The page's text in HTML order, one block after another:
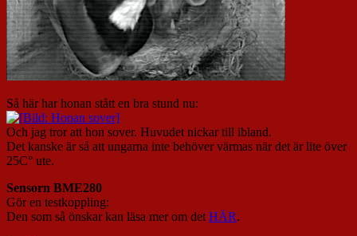
Så här har honan stått en bra stund nu:
Och jag tror att hon sover. Huvudet nickar till ibland.
Det kanske är så att ungarna inte behöver värmas när det är lite över
25C° ute.
Sensorn BME280
Gör en testkoppling:
Den som så önskar kan läsa mer om detHÄR.